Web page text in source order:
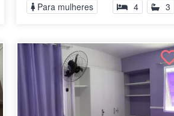
Para mulheres 4 3